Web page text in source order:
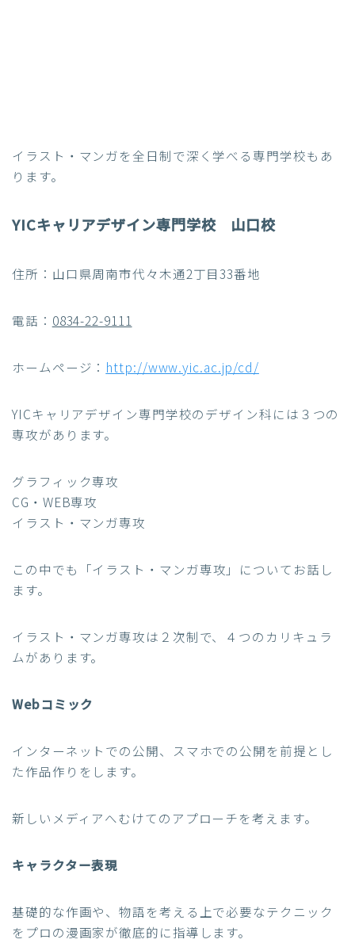
イラスト・マンガを全日制で深く学べる専門学校もあ
ります。
YICキャリアデザイン専門学校 山口校
住所：山口県周南市代々木通2丁目33番地
電話： 0834-22-9111
ホームページ： http://www.yic.ac.jp/cd/
YICキャリアデザイン専門学校のデザイン科には３つの
専攻があります。
グラフィック専攻
CG・WEB専攻
イラスト・マンガ専攻
この中でも「イラスト・マンガ専攻 」についてお話し
ます。
イラスト・マンガ専攻は２次制で、４つのカリキュラ
ムがあります。
Webコミック
インターネットでの公開、スマホでの公開を前提とし
た作品作りをします。
新しいメディアへむけてのアプローチを考えます。
キャラクター表現
基礎的な作画や、物語を考える上で必要なテクニック
をプロの漫画家が徹底的に指導します。